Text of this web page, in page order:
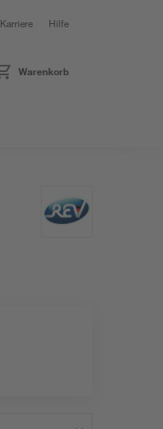
Karriere Hilfe
Warenkorb